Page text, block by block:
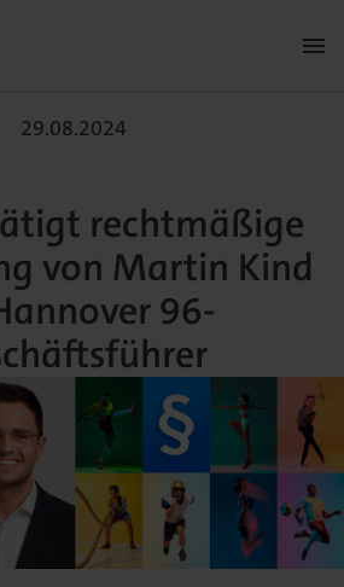
Kontakt
29.08.2024
rechtmäßige
von Martin Kind
96-